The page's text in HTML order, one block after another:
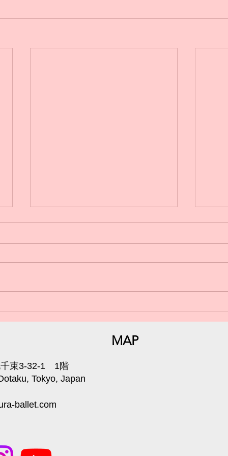
付中💁‍♀️
千束3-32-1 1階
Tokyo, Japan
ballet.com
MAP